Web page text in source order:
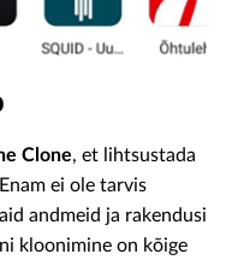
Clone, et lihtsustada
ei ole tarvis
andmeid ja rakendusi
kloonimine on kõige